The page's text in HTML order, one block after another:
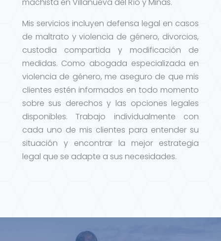
Mis servicios incluyen defensa legal en casos
de maltrato y violencia de género, divorcios,
custodia compartida y modificación de
medidas. Como abogada especializada en
violencia de género, me aseguro de que mis
clientes estén informados en todo momento
sobre sus derechos y las opciones legales
disponibles. Trabajo individualmente con
cada uno de mis clientes para entender su
situación y encontrar la mejor estrategia
legal que se adapte a sus necesidades.